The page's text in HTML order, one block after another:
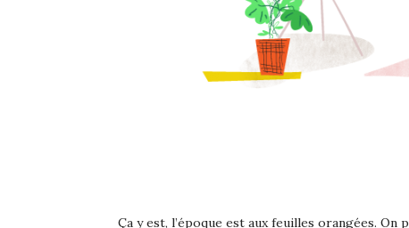
Ça y est, l’époque est aux feuilles orangées.